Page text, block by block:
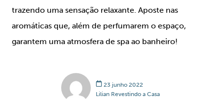
trazendo uma sensação relaxante. Aposte nas
aromáticas que, além de perfumarem o espaço,
garantem uma atmosfera de spa ao banheiro!
23 junho 2022
Lilian Revestindo a Casa